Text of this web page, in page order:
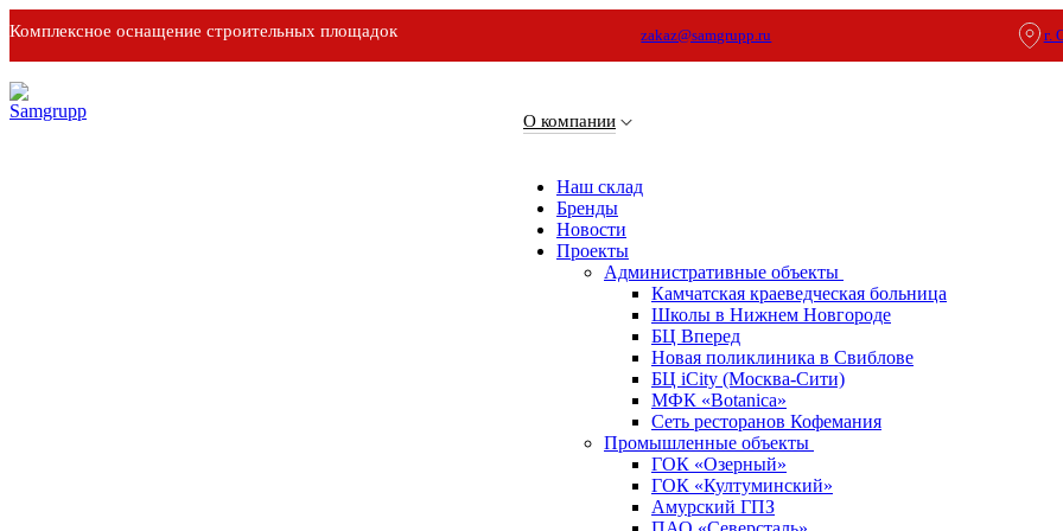
Комплексное оснащение строительных площадок zakaz@samgrupp.ru г.
О компании
Наш склад
Бренды
Новости
Проекты
Административные объекты
Камчатская краеведческая больница
Школы в Нижнем Новгороде
БЦ Вперед
Новая поликлиника в Свиблове
БЦ iCity (Москва-Сити)
МФК «Botanica»
Сеть ресторанов Кофемания
Промышленные объекты
ГОК «Озерный»
ГОК «Култуминский»
Амурский ГПЗ